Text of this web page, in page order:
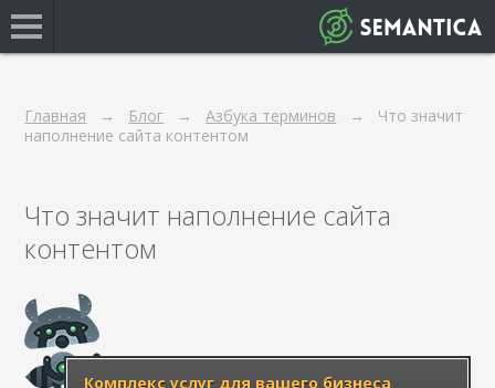
Главная Блог Азбука терминов
Что значит
наполнение сайта контентом
Что значит наполнение сайта
контентом
Комплекс услуг для вашего бизнеса